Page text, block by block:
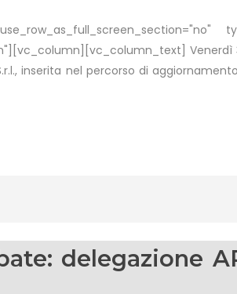
S.r.l., inserita nel percorso di
delegazione